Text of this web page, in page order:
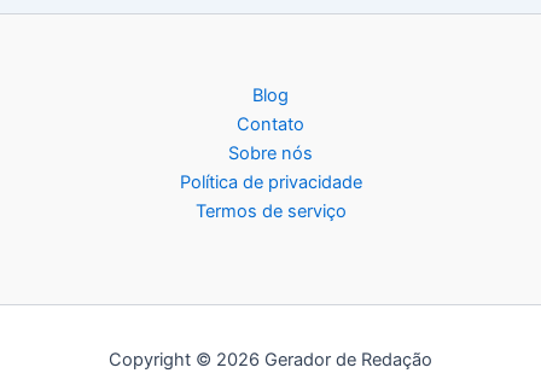
Blog
Contato
Sobre nós
Política de privacidade
Termos de serviço
Copyright © 2026 Gerador de Redação